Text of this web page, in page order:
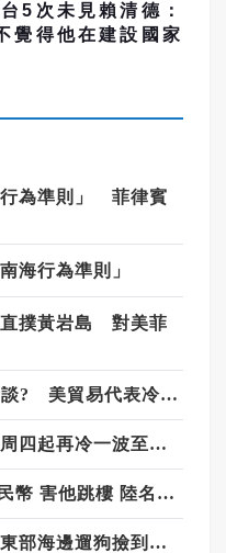
5次未見賴清德：
覺得他在建設國家
行為準則」 菲律賓
海行為準則」
直撲黃岩島 對美菲
台灣被課20%關稅會重新談? 美貿易代表冷回應：「這不是我關心的」
水氣緩減各地逐漸回溫 周四起再冷一波至周末
結4次婚 勒索前夫千萬人民幣 害他跳樓 陸名校校花被判12年
狗鼻神探尋寶成功！女子東部海邊遛狗撿到千萬級龍涎香